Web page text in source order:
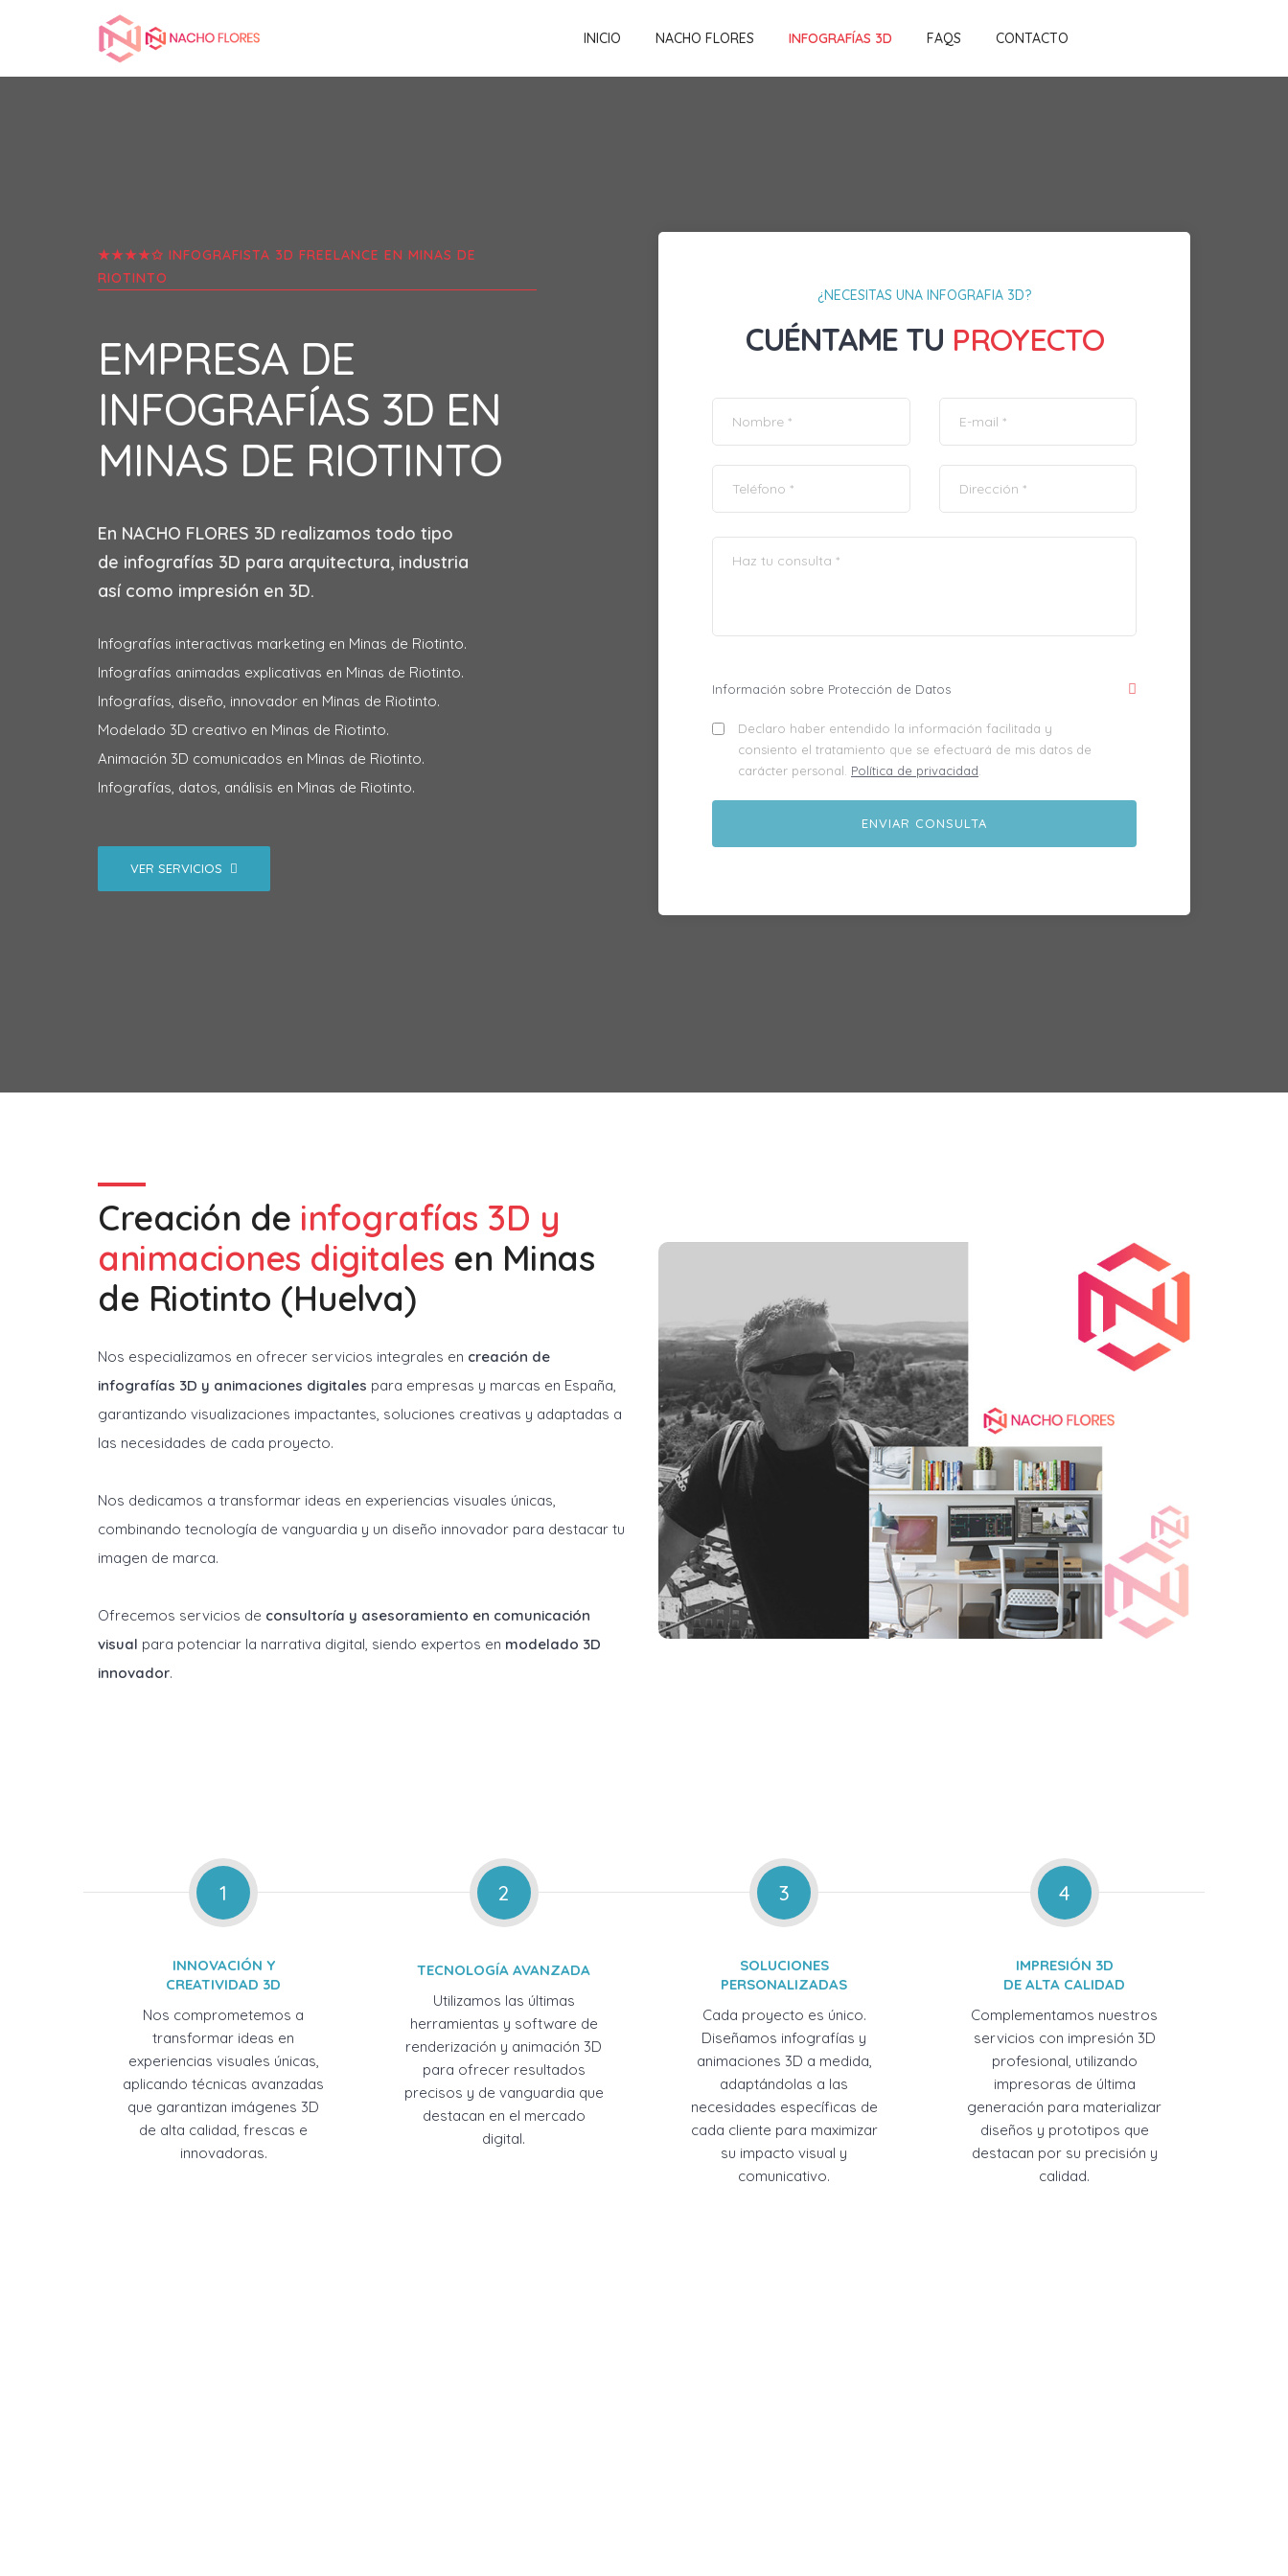
INICIO NACHO FLORES INFOGRAFÍAS 3D FAQS CONTACTO
★★★★✩ INFOGRAFISTA 3D FREELANCE EN MINAS DE
RIOTINTO
EMPRESA DE
INFOGRAFÍAS 3D EN
MINAS DE RIOTINTO
En NACHO FLORES 3D realizamos todo tipo
de infografías 3D para arquitectura, industria
así como impresión en 3D.
Infografías interactivas marketing en Minas de Riotinto.
Infografías animadas explicativas en Minas de Riotinto.
Infografías, diseño, innovador en Minas de Riotinto.
Modelado 3D creativo en Minas de Riotinto.
Animación 3D comunicados en Minas de Riotinto.
Infografías, datos, análisis en Minas de Riotinto.
VER SERVICIOS
¿NECESITAS UNA INFOGRAFIA 3D?
CUÉNTAME TU PROYECTO
Información sobre Protección de Datos
Declaro haber entendido la información facilitada y
consiento el tratamiento que se efectuará de mis datos de
carácter personal. Política de privacidad
Creación de infografías 3D y
animaciones digitales en Minas
de Riotinto (Huelva)
Nos especializamos en ofrecer servicios integrales en creación de
infografías 3D y animaciones digitales para empresas y marcas en España,
garantizando visualizaciones impactantes, soluciones creativas y adaptadas a
las necesidades de cada proyecto.
Nos dedicamos a transformar ideas en experiencias visuales únicas,
combinando tecnología de vanguardia y un diseño innovador para destacar tu
imagen de marca.
Ofrecemos servicios de consultoría y asesoramiento en comunicación
visual para potenciar la narrativa digital, siendo expertos en modelado 3D
innovador.
1
INNOVACIÓN Y
CREATIVIDAD 3D
Nos comprometemos a
transformar ideas en
experiencias visuales únicas,
aplicando técnicas avanzadas
que garantizan imágenes 3D
de alta calidad, frescas e
innovadoras.
2
TECNOLOGÍA AVANZADA
Utilizamos las últimas
herramientas y software de
renderización y animación 3D
para ofrecer resultados
precisos y de vanguardia que
destacan en el mercado
digital.
3
SOLUCIONES
PERSONALIZADAS
Cada proyecto es único.
Diseñamos infografías y
animaciones 3D a medida,
adaptándolas a las
necesidades específicas de
cada cliente para maximizar
su impacto visual y
comunicativo.
4
IMPRESIÓN 3D
DE ALTA CALIDAD
Complementamos nuestros
servicios con impresión 3D
profesional, utilizando
impresoras de última
generación para materializar
diseños y prototipos que
destacan por su precisión y
calidad.